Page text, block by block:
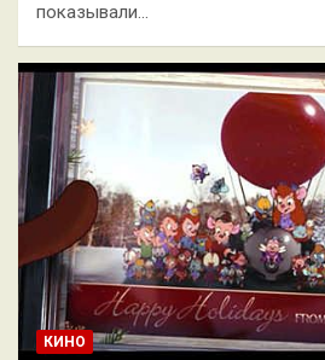
показывали…
КИНО